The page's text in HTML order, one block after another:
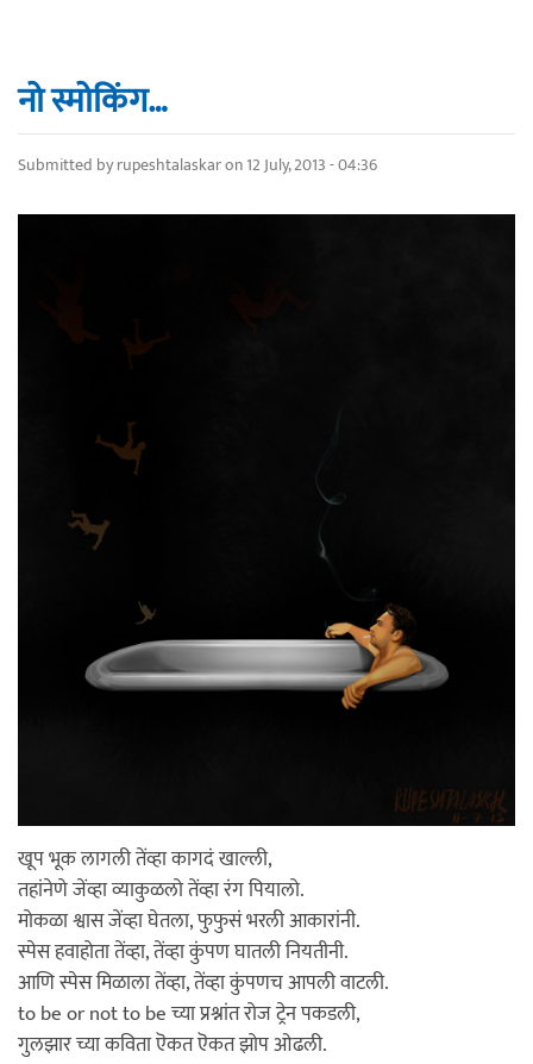
नो स्मोकिंग…
Submitted byrupeshtalaskaron 12 July, 2013 - 04:36
खूप भूक लागली तेंव्हा कागदं खाल्ली,
तहांनेणे जेंव्हा व्याकुळलो तेंव्हा रंग पियालो.
मोकळा श्वास जेंव्हा घेतला, फुफुसं भरली आकारांनी.
स्पेस हवाहोता तेंव्हा, तेंव्हा कुंपण घातली नियतीनी.
आणि स्पेस मिळाला तेंव्हा, तेंव्हा कुंपणच आपली वाटली.
to be or not to be च्या प्रश्नांत रोज ट्रेन पकडली,
गुलझार च्या कविता ऎकत ऎकत झोप ओढली.